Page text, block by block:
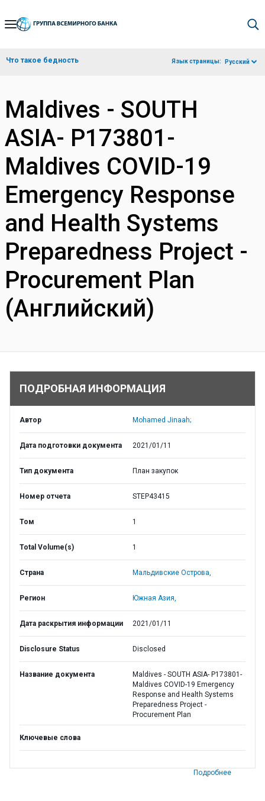
Skip
Navigation
Что такое бедность Язык страницы: Русский
Maldives - SOUTH
ASIA- P173801-
Maldives COVID-19
Emergency Response
and Health Systems
Preparedness Project -
Procurement Plan
(Английский)
ПОДРОБНАЯ ИНФОРМАЦИЯ
Автор Mohamed Jinaah;
Дата подготовки документа 2021/01/11
Тип документа План закупок
Номер отчета STEP43415
Том 1
Total Volume(s) 1
Страна Мальдивские Острова,
Регион Южная Азия,
Дата раскрытия информации 2021/01/11
Disclosure Status Disclosed
Название документа
Maldives - SOUTH ASIA- P173801-
Maldives COVID-19 Emergency
Response and Health Systems
Preparedness Project -
Procurement Plan
Ключевые слова
Подробнее